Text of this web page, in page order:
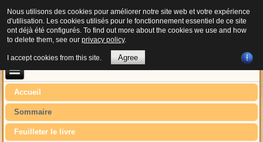
Accueil
Sommaire
Feuilleter le livre
Nous utilisons des cookies pour améliorer notre site web et votre expérience
d'utilisation. Les cookies utilisés pour le fonctionnement essentiel de ce site
ont déjà été configurés. To find out more about the cookies we use and how
to delete them, see our privacy policy.
I accept cookies from this site. Agree